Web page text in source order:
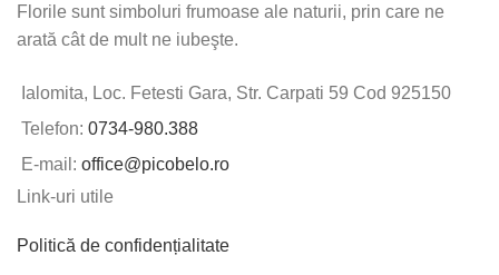
Florile sunt simboluri frumoase ale naturii, prin care ne
arată cât de mult ne iubeşte.
Ialomita, Loc. Fetesti Gara, Str. Carpati 59 Cod 925150
Telefon: 0734-980.388
E-mail: office@picobelo.ro
Link-uri utile
Politică de confidențialitate